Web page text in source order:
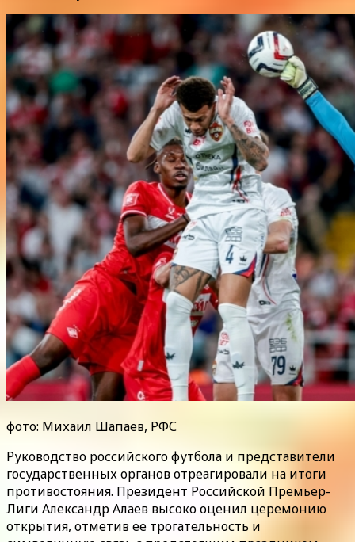
фото: Михаил Шапаев, РФС
Руководство российского футбола и представители
государственных органов отреагировали на итоги
противостояния. Президент Российской Премьер-
Лиги Александр Алаев высоко оценил церемонию
открытия, отметив ее трогательность и